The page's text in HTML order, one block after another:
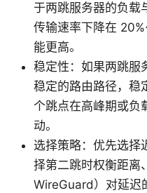
于两跳服务器的负载
传输速率下降在
能更高。
稳定性：如果两跳服
稳定的路由路径，稳
个跳点在高峰期或负
动。
选择策略：优先选择
择第二跳时权衡距离
WireGuard）对延迟